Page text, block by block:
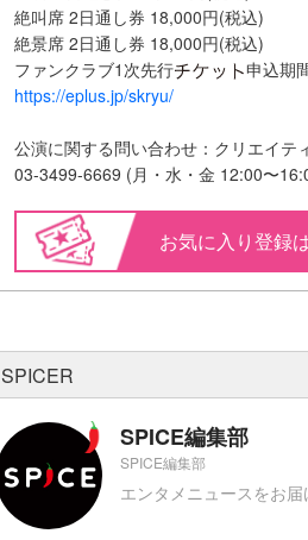
絶叫席 2日通し券 18,000円(税込)
絶景席 2日通し券 18,000円(税込)
ファンクラブ1次先行
申込期
https://eplus.jp/skryu/
公演に関する問い合わせ：クリエイテ
03-3499-6669 (月・水・金 12:00〜
お気に入り登録
SPICER
SPICE編集部
SPICE編集部
エンタメニュースをお届